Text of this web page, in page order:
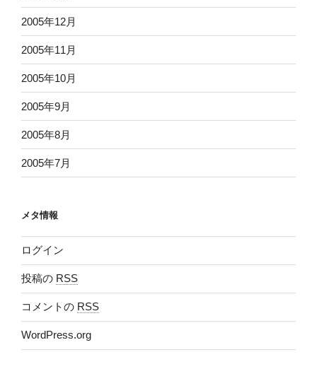
2005年12月
2005年11月
2005年10月
2005年9月
2005年8月
2005年7月
メタ情報
ログイン
投稿の RSS
コメントの RSS
WordPress.org